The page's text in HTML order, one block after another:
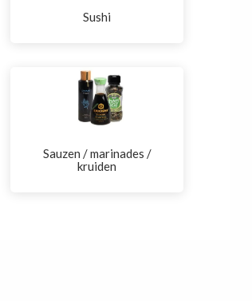
Sushi
Sauzen / marinades /
kruiden